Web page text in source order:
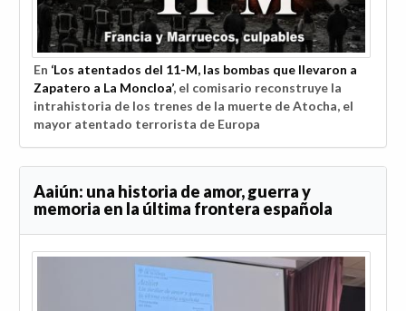
En ‘Los atentados del 11-M, las bombas que llevaron a
Zapatero a La Moncloa’, el comisario reconstruye la
intrahistoria de los trenes de la muerte de Atocha, el
mayor atentado terrorista de Europa
Aaiún: una historia de amor, guerra y
memoria en la última frontera española